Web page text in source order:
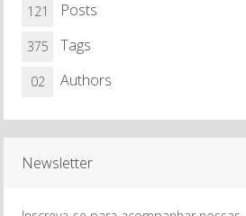
Posts
Newsletter